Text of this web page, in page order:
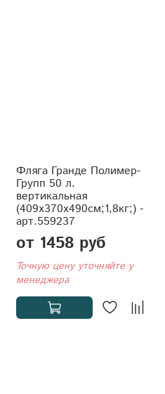
Фляга Гранде Полимер-
Групп 50 л.
вертикальная
(409x370x490см;1,8кг;) -
арт.559237
от 1458 руб
Точную цену уточняйте у
менеджера